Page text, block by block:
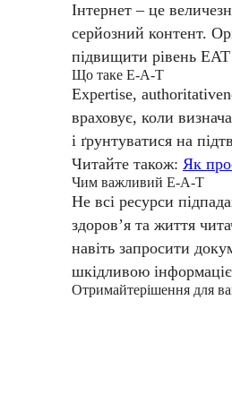
Інтернет – це
серйозний контент.
підвищити рівень EAT
Що таке E‑A-T
Expertise,
враховує, коли
і ґрунтуватися на
Читайте також: Як
Чим важливий E‑A-T
Не всі ресурси
здоров’я та життя
навіть запросити
шкідливою
Отримайтерішення для